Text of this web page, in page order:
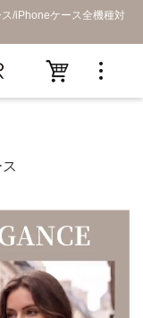
/iPhoneケース全機種対